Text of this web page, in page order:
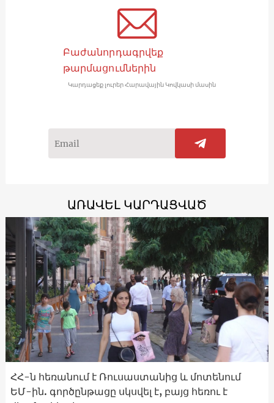
Բաժանորդագրվեք
թարմացումներին
Կարդացեք լուրեր Հարավային Կովկասի մասին
ԱՌԱՎԵԼ ԿԱՐԴԱՑՎԱԾ
ՀՀ-ն հեռանում է Ռուսաստանից և մոտենում
ԵՄ-ին. գործընթացը սկսվել է, բայց հեռու է